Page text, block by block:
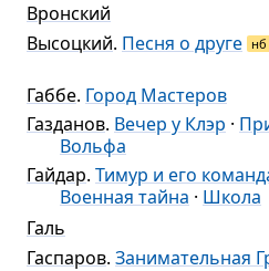
Вронский
Высоцкий. Песня о друге нб
Габбе. Город Мастеров
Газданов. Вечер у Клэр ·
Вольфа
Гайдар. Тимур и его
Военная тайна · Школа
Галь
Гаспаров. Занимательная